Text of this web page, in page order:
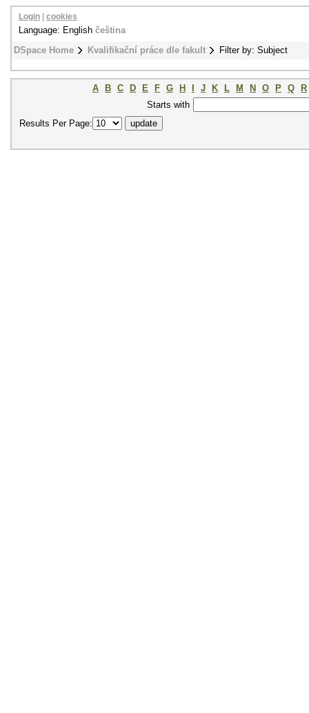
DSpace Home Kvalifikační práce dle fakult Filter by: Subject
Login cookies
Language: English čeština
A B C D E F G H J K L M N O P Q
R
Starts with
Results Per Page: